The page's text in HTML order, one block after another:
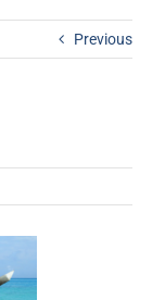
Previous